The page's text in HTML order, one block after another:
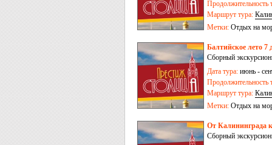
Продолжительность
Маршрут тура:
Метки: Отдых на
Балтийское лето 7
Сборный
Дата тура: июнь -
Продолжительность
Маршрут тура:
Метки: Отдых на
От Калининграда
Сборный